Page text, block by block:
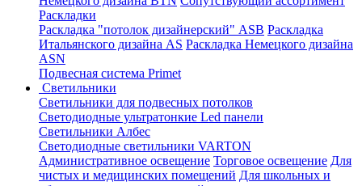
Раскладки
Раскладка "потолок дизайнерский" ASB Раскладка
Итальянского дизайна AS Раскладка Немецкого дизайна
АSN
Подвесная система Primet
Светильники
Светильники для подвесных потолков
Светодиодные ультратонкие Led панели
Светильники Албес
Светодиодные светильники VARTON
Административное освещение Торговое освещение Для
чистых и медицинских помещений Для школьных и